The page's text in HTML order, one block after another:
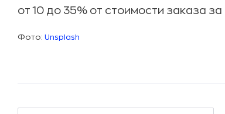
от 10 до 35% от стоимости заказа
Фото: Unsplash